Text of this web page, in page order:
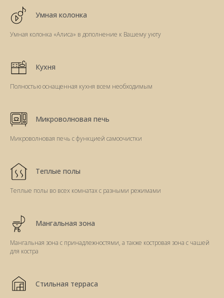
Умная колонка
Умная колонка «Алиса» в дополнение к Вашему уюту
Кухня
Полностью оснащенная кухня всем необходимым
Микроволновая печь
Микроволновая печь с функцией самоочистки
Теплые полы
Теплые полы во всех комнатах с разными режимами
Мангальная зона
Мангальная зона с принадлежностями, а также костровая зона с чашей
для костра
Стильная терраса